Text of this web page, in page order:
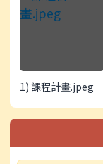
1) 課程計畫.jpeg